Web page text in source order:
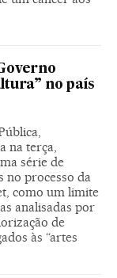
no país
na terça,
série de
no processo da
como um limite
analisadas por
de
às “artes